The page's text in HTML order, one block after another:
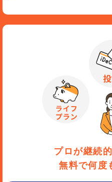
プロが継続
無料で何度